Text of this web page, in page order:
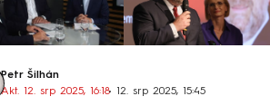
Petr Šilhán
Akt. 12. srp 2025, 16:18• 12. srp 2025, 15:45